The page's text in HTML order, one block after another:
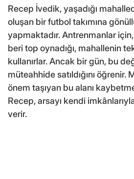
Recep İvedik, yaşadığı
oluşan bir futbol takımına
yapmaktadır. Antrenmanlar
beri top oynadığı, mahallenin
kullanırlar. Ancak bir gün, bu
müteahhide satıldığını öğrenir.
önem taşıyan bu alanı
Recep, arsayı kendi
verir.